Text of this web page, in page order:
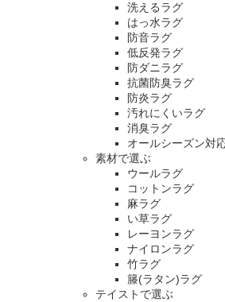
洗えるラグ
はっ水ラグ
防音ラグ
低反発ラグ
防ダニラグ
抗菌防臭ラグ
防炎ラグ
汚れにくいラグ
消臭ラグ
オールシーズン対
素材で選ぶ
ウールラグ
コットンラグ
麻ラグ
い草ラグ
レーヨンラグ
ナイロンラグ
竹ラグ
籐(ラタン)ラグ
テイストで選ぶ